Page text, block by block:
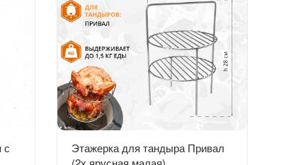
с
Быстрый просмотр
Этажерка для тандыра Привал